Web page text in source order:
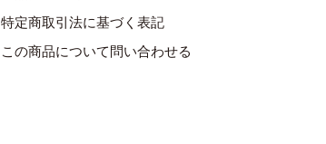
特定商取引法に基づく表記
この商品について問い合わせる